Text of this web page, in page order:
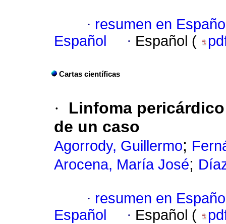
· resumen en
Español
· Español (
Cartas científicas
·
Linfoma
de un caso
Agorrody, Guillermo;
Arocena, María José;
· resumen en
Español
· Español (